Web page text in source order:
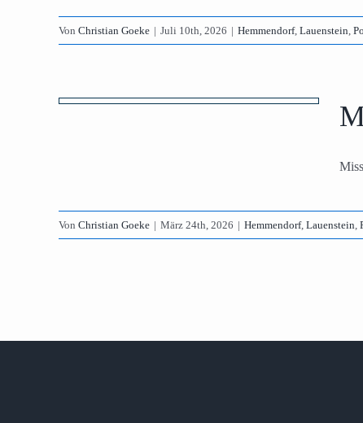
Von Christian Goeke | Juli 10th, 2026 | Hemmendorf, Lauenstein,
Von Christian Goeke | März 24th, 2026 | Hemmendorf, Lauenstein,